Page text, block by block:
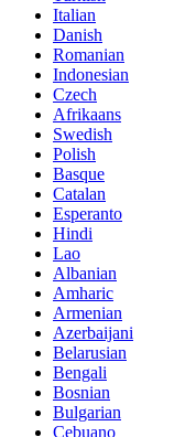
Italian
Danish
Romanian
Indonesian
Czech
Afrikaans
Swedish
Polish
Basque
Catalan
Esperanto
Hindi
Lao
Albanian
Amharic
Armenian
Azerbaijani
Belarusian
Bengali
Bosnian
Bulgarian
Cebuano